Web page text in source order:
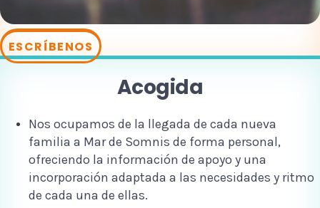
ESCRÍBENOS
Acogida
Nos ocupamos de la llegada de cada nueva
familia a Mar de Somnis de forma personal,
ofreciendo la información de apoyo y una
incorporación adaptada a las necesidades y ritmo
de cada una de ellas.